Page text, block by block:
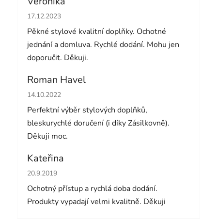
Hodnocení obchodu je 5 z 5 hvězdiček.
17.12.2023
Pěkné stylové kvalitní doplňky. Ochotné
jednání a domluva. Rychlé dodání. Mohu jen
doporučit. Děkuji.
Roman Havel
Hodnocení obchodu je 5 z 5 hvězdiček.
14.10.2022
Perfektní výběr stylových doplňků,
bleskurychlé doručení (i díky Zásilkovně).
Děkuji moc.
Kateřina
Hodnocení obchodu je 5 z 5 hvězdiček.
20.9.2019
Ochotný přístup a rychlá doba dodání.
Produkty vypadají velmi kvalitně. Děkuji